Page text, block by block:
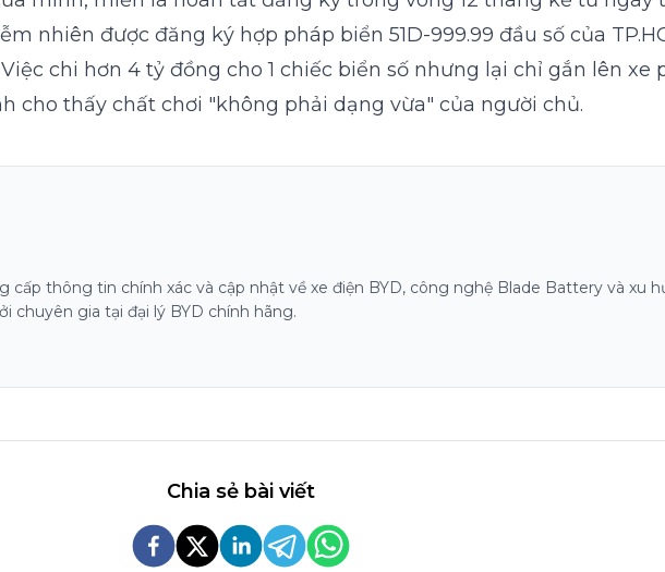
nhiên được đăng ký hợp pháp biển 51D-999.99 đầu số của
chi hơn 4 tỷ đồng cho 1 chiếc biển số nhưng lại chỉ gắn lên xe
cho thấy chất chơi "không phải dạng vừa" của người chủ.
thông tin chính xác và cập nhật về xe điện BYD, công nghệ Blade Battery và xu
chuyên gia tại đại lý BYD chính hãng.
Chia sẻ bài viết